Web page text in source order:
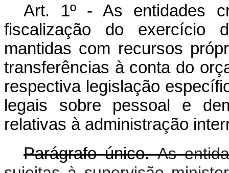
Art. 1º - As entidades
fiscalização do exercício
mantidas com recursos
transferências à conta do
respectiva legislação
legais sobre pessoal e
relativas à administração
Parágrafo único.As